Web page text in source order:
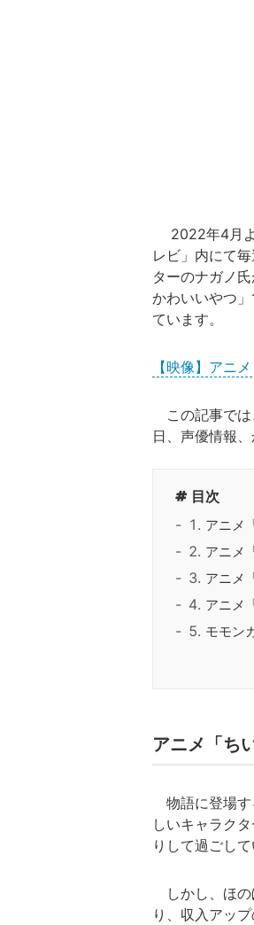
2022年4月よ
レビ」内にて
ターのナガノ
かわいいやつ
ています。
【映像】アニ
この記事では
日、声優情報
目次
アニメ
アニメ
アニメ
アニメ
モモン
アニメ「ち
物語に登場す
しいキャラク
りして過ごして
しかし、ほの
り、収入アッ